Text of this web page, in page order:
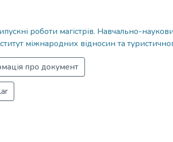
роботи магістрів. Навчально-
міжнародних відносин та
про документ